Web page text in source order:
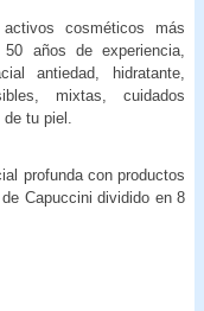
cosméticos más
años de experiencia,
antiedad, hidratante,
mixtas, cuidados
tu piel.
profunda con productos
Capuccini dividido en 8